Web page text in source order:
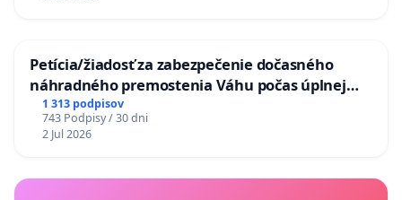
Petícia/žiadosť za zabezpečenie dočasného
náhradného premostenia Váhu počas úplnej
uzávery Vážskeho mosta v Komárne
1 313 podpisov
743 Podpisy / 30 dni
2 Jul 2026